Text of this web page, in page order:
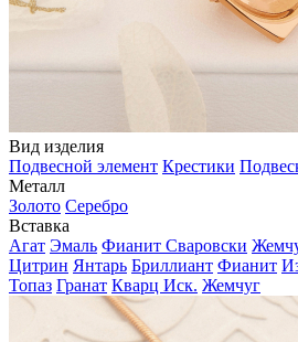
Вид изделия
Подвесной элемент Крестики
Металл
Золото Серебро
Вставка
Агат Эмаль Фианит Сваровски
Цитрин Янтарь Бриллиант Фианит
Топаз Гранат Кварц Иск. Жемчуг